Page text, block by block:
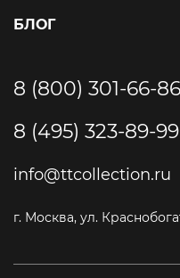
БЛОГ
8 (800) 301-66-86
8 (495) 323-89-99
info@ttcollection.ru
г. Москва, ул.